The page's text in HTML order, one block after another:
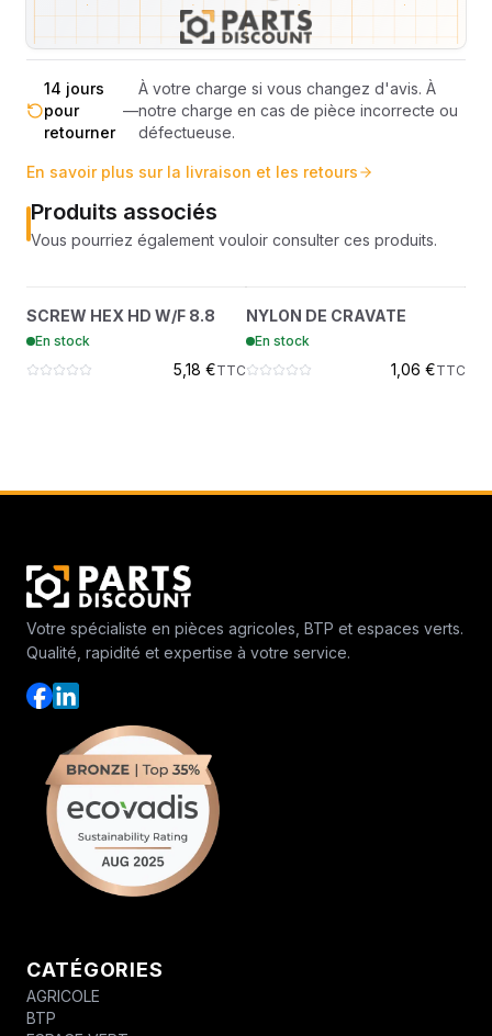
totale
calculé selon le poids et le volume de
votre commande avant paiement.
14 jours
pour
retourner
—
À votre charge si vous changez d'avis. À
notre charge en cas de pièce incorrecte ou
défectueuse.
En savoir plus sur la livraison et les retours
Produits associés
Vous pourriez également vouloir consulter ces produits.
?
29CM816
SCREW HEX HD W/F 8.8
En stock
5,18 €TTC
?
6610510
NYLON DE CRAVATE
En stock
1,06 €TTC
Votre spécialiste en pièces agricoles, BTP et espaces verts.
Qualité, rapidité et expertise à votre service.
CATÉGORIES
AGRICOLE
BTP